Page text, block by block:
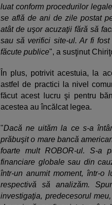
luat conform procedurilor
se află de ani de zile postat
atât de uşor acuzaţii fără să
sau să verifici site-ul. Ar fi
făcute publice", a susţinut
În plus, potrivit acestuia, la
astfel de practici la nivel
făcut acest lucru şi pentru
acestea au încălcat legea.
"Dacă ne uităm la ce s-a
prăbuşit o mare bancă
foarte mult ROBOR-ul. S-a
financiare globale sau din
într-un anumit moment, într-o
respectivă să analizăm.
investigaţia, predecesorul